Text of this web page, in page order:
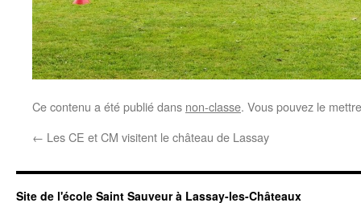
Ce contenu a été publié dans non-classe. Vous pouvez le
← Les CE et CM visitent le château de Lassay
Site de l'école Saint Sauveur à Lassay-les-Châteaux